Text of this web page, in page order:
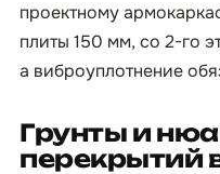
проектному
плиты 150 мм, со 2-го
а виброуплотнение
Грунты и
перекрытий